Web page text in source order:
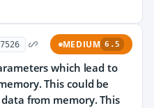
MEDIUM 6.5
which lead to
This could be
from memory. This